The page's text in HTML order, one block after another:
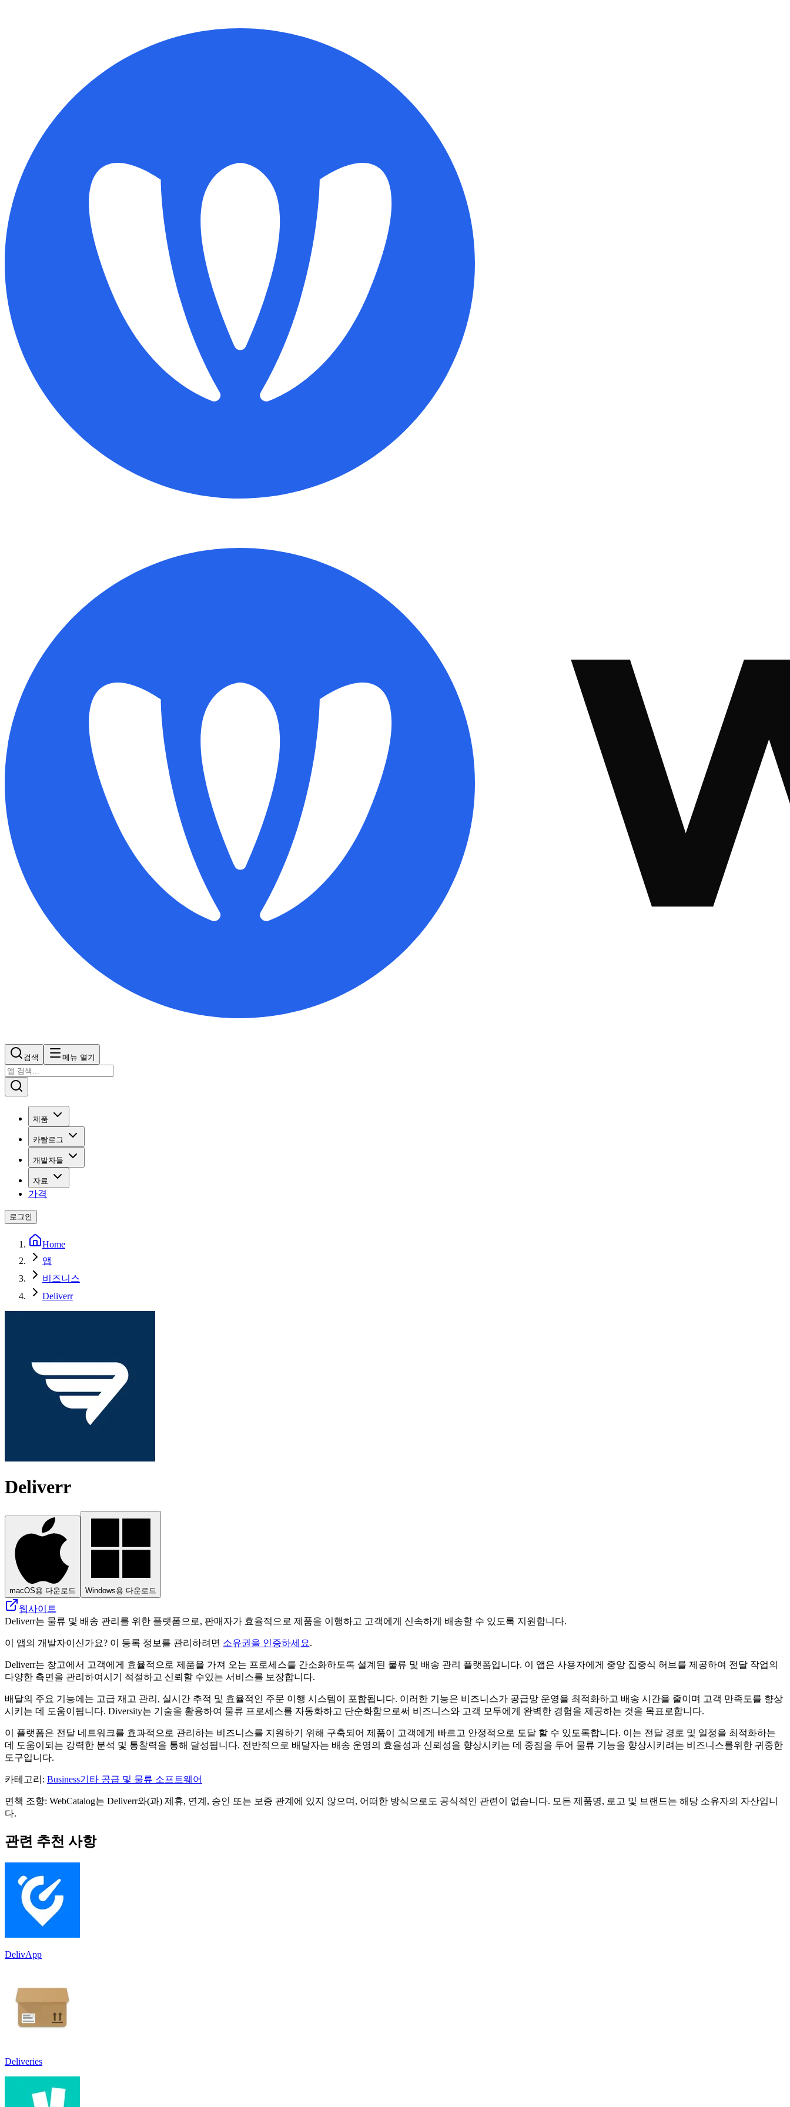
검색 메뉴 열기
제품
카탈로그
개발자들
자료
가격
로그인
Home
앱
비즈니스
Deliverr
Deliverr
macOS용 다운로드 Windows용 다운로드
웹사이트
Deliverr는 물류 및 배송 관리를 위한 플랫폼으로, 판매자가 효율적으로 제품을 이행하고 고객에게 신속하게 배송할 수 있도록 지원합니다.
이 앱의 개발자이신가요? 이 등록 정보를 관리하려면 소유권을 인증하세요.
Deliverr는 창고에서 고객에게 효율적으로 제품을 가져 오는 프로세스를 간소화하도록 설계된 물류 및 배송 관리 플랫폼입니다. 이 앱은 사용자에게 중앙 집중식 허브를 제공하여 전달 작업의
다양한 측면을 관리하여시기 적절하고 신뢰할 수있는 서비스를 보장합니다.
배달의 주요 기능에는 고급 재고 관리, 실시간 추적 및 효율적인 주문 이행 시스템이 포함됩니다. 이러한 기능은 비즈니스가 공급망 운영을 최적화하고 배송 시간을 줄이며 고객 만족도를 향상
시키는 데 도움이됩니다. Diversity는 기술을 활용하여 물류 프로세스를 자동화하고 단순화함으로써 비즈니스와 고객 모두에게 완벽한 경험을 제공하는 것을 목표로합니다.
이 플랫폼은 전달 네트워크를 효과적으로 관리하는 비즈니스를 지원하기 위해 구축되어 제품이 고객에게 빠르고 안정적으로 도달 할 수 있도록합니다. 이는 전달 경로 및 일정을 최적화하는
데 도움이되는 강력한 분석 및 통찰력을 통해 달성됩니다. 전반적으로 배달자는 배송 운영의 효율성과 신뢰성을 향상시키는 데 중점을 두어 물류 기능을 향상시키려는 비즈니스를위한 귀중한
도구입니다.
카테고리 : Business기타 공급 및 물류 소프트웨어
면책 조항: WebCatalog는 Deliverr와(과) 제휴, 연계, 승인 또는 보증 관계에 있지 않으며, 어떠한 방식으로도 공식적인 관련이 없습니다. 모든 제품명, 로고 및 브랜드는 해당 소유자의 자산입니
다.
관련 추천 사항
DelivApp
Deliveries